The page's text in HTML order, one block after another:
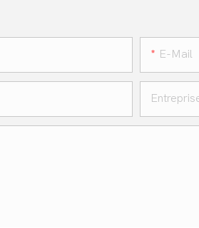
E-Mail